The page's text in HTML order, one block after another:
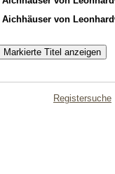
Aichhäuser von
Registersuche